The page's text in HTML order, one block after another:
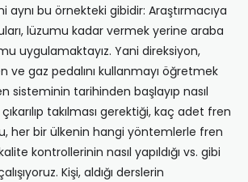
bu örnekteki gibidir: Araştırmacıya
lüzumu kadar vermek yerine araba
uygulamaktayız. Yani direksiyon,
ve gaz pedalını kullanmayı öğretmek
sisteminin tarihinden başlayıp nasıl
takılması gerektiği, kaç adet fren
her bir ülkenin hangi yöntemlerle fren
kontrollerinin nasıl yapıldığı vs. gibi
Kişi, aldığı derslerin